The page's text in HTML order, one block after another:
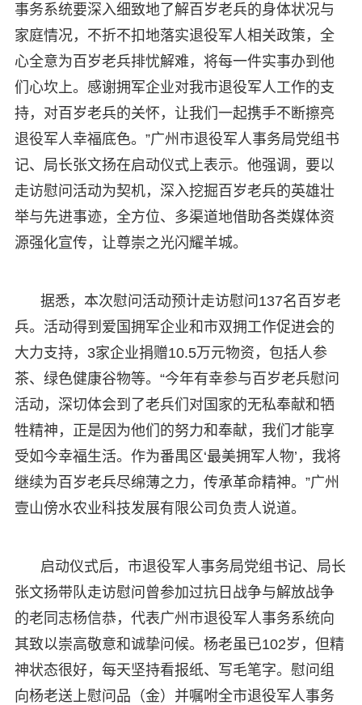
事务系统要深入细致地了解百岁老兵的身体状况与
家庭情况，不折不扣地落实退役军人相关政策，全
心全意为百岁老兵排忧解难，将每一件实事办到他
们心坎上。感谢拥军企业对我市退役军人工作的支
持，对百岁老兵的关怀，让我们一起携手不断擦亮
退役军人幸福底色。”广州市退役军人事务局党组书
记、局长张文扬在启动仪式上表示。他强调，要以
走访慰问活动为契机，深入挖掘百岁老兵的英雄壮
举与先进事迹，全方位、多渠道地借助各类媒体资
源强化宣传，让尊崇之光闪耀羊城。
据悉，本次慰问活动预计走访慰问137名百岁老
兵。活动得到爱国拥军企业和市双拥工作促进会的
大力支持，3家企业捐赠10.5万元物资，包括人参
茶、绿色健康谷物等。“今年有幸参与百岁老兵慰问
活动，深切体会到了老兵们对国家的无私奉献和牺
牲精神，正是因为他们的努力和奉献，我们才能享
受如今幸福生活。作为番禺区‘最美拥军人物’，我将
继续为百岁老兵尽绵薄之力，传承革命精神。”广州
壹山傍水农业科技发展有限公司负责人说道。
启动仪式后，市退役军人事务局党组书记、局长
张文扬带队走访慰问曾参加过抗日战争与解放战争
的老同志杨信恭，代表广州市退役军人事务系统向
其致以崇高敬意和诚挚问候。杨老虽已102岁，但精
神状态很好，每天坚持看报纸、写毛笔字。慰问组
向杨老送上慰问品（金）并嘱咐全市退役军人事务